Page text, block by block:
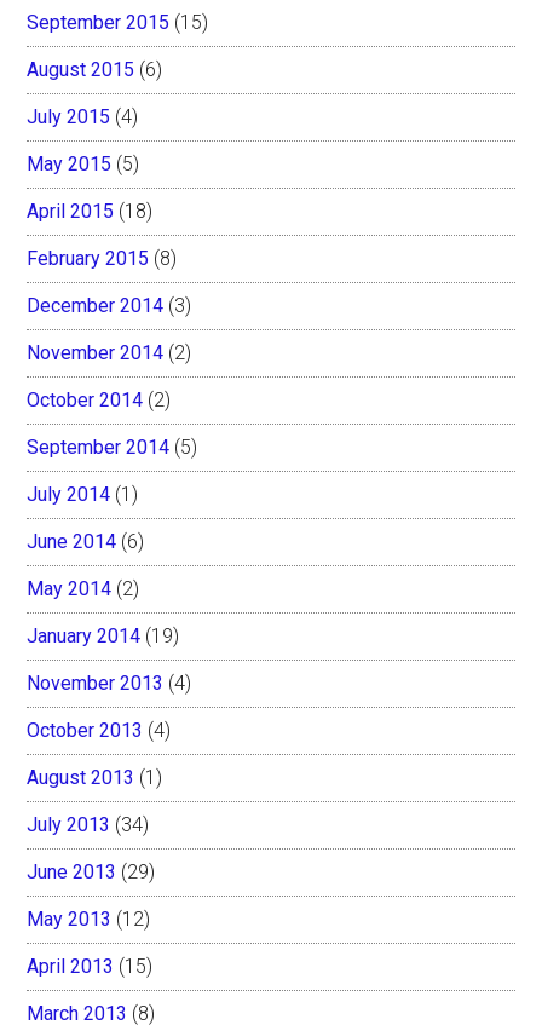
September 2015 (15)
August 2015 (6)
July 2015 (4)
May 2015 (5)
April 2015 (18)
February 2015 (8)
December 2014 (3)
November 2014 (2)
October 2014 (2)
September 2014 (5)
July 2014 (1)
June 2014 (6)
May 2014 (2)
January 2014 (19)
November 2013 (4)
October 2013 (4)
August 2013 (1)
July 2013 (34)
June 2013 (29)
May 2013 (12)
April 2013 (15)
March 2013 (8)